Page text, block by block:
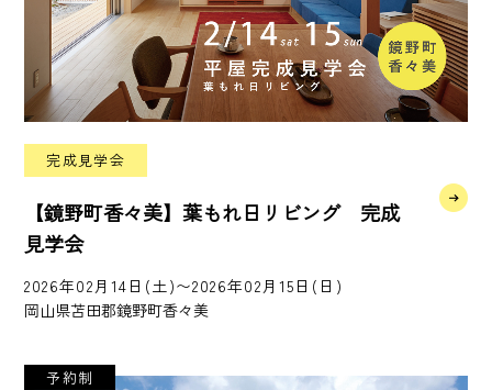
完成見学会
【鏡野町香々美】葉もれ日リビング 完成
見学会
2026年02月14日(土)〜2026年02月15日(日)
岡山県苫田郡鏡野町香々美
予約制